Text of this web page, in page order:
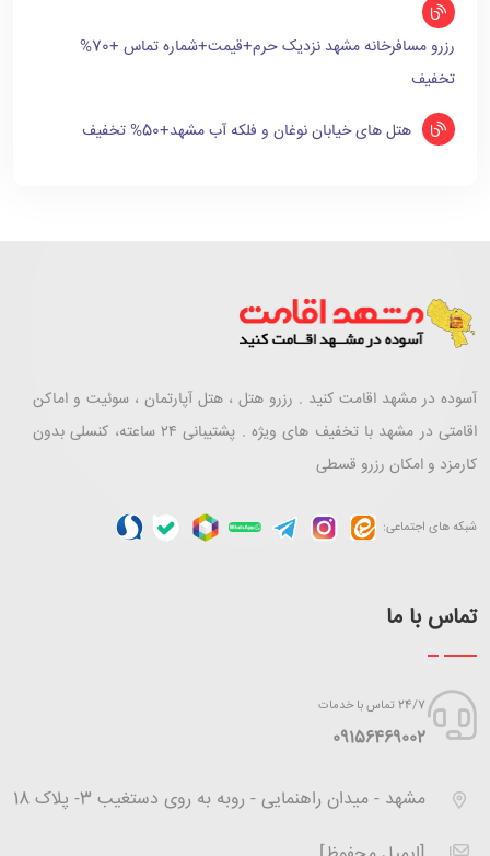
رزرو مسافرخانه مشهد نزدیک حرم+قیمت+شماره تماس +70%
تخفیف
هتل های خیابان نوغان و فلکه آب مشهد+50% تخفیف
آسوده در مشهد اقامت کنید . رزرو هتل ، هتل آپارتمان ، سوئیت و اماکن
اقامتی در مشهد با تخفیف های ویژه . پشتیبانی ۲۴ ساعته، کنسلی بدون
کارمزد و امکان رزرو قسطی
شبکه های اجتماعی:
تماس با ما
24/7 تماس با خدمات
‪09156469002
مشهد - میدان راهنمایی - روبه به روی دستغیب 3- پلاک 18